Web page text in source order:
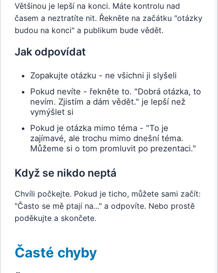
Většinou je lepší na konci. Máte kontrolu nad
časem a neztratíte nit. Řekněte na začátku "otázky
budou na konci" a publikum bude vědět.
Jak odpovídat
Zopakujte otázku - ne všichni ji slyšeli
Pokud nevíte - řekněte to. "Dobrá otázka, to
nevím. Zjistím a dám vědět." je lepší než
vymýšlet si
Pokud je otázka mimo téma - "To je
zajímavé, ale trochu mimo dnešní téma.
Můžeme si o tom promluvit po prezentaci."
Když se nikdo neptá
Chvíli počkejte. Pokud je ticho, můžete sami začít:
"Často se mě ptají na..." a odpovíte. Nebo prostě
poděkujte a skončete.
Časté chyby